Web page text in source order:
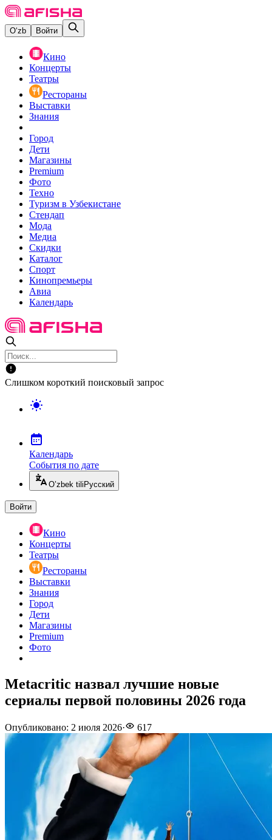
O‘zb Войти
Кино
Концерты
Театры
Рестораны
Выставки
Знания
Город
Дети
Магазины
Premium
Фото
Техно
Туризм в Узбекистане
Стендап
Мода
Медиа
Скидки
Каталог
Спорт
Кинопремьеры
Авиа
Календарь
Слишком короткий поисковый запрос
Календарь
События по дате
O’zbek tili Русский
Войти
Кино
Концерты
Театры
Рестораны
Выставки
Знания
Город
Дети
Магазины
Premium
Фото
Metacritic назвал лучшие новые
сериалы первой половины 2026 года
Опубликовано: 2 июля 2026· 617